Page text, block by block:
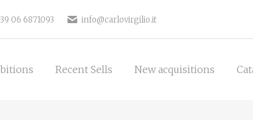
06 6871093 info@carlovirgilio.it
Recent Sells New acquisitions
Exhibitions Recent Sells